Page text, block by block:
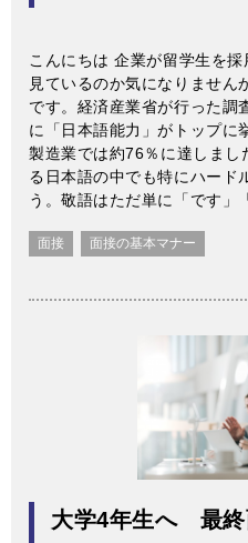
こんにちは 企業が留学生を
見ているのか気になりません
です。経済産業省が行った調
に「日本語能力」がトップに
製造業では約76％に達しま
る日本語の中でも特にハード
う。敬語はただ単に「です」
面接 面接の基本マナー
大学4年生へ 最終